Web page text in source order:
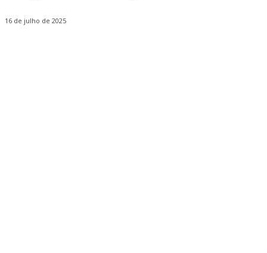
16 de julho de 2025